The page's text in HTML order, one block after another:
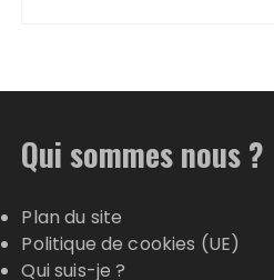
Qui sommes nous ?
Plan du site
Politique de cookies (UE)
Qui suis-je ?